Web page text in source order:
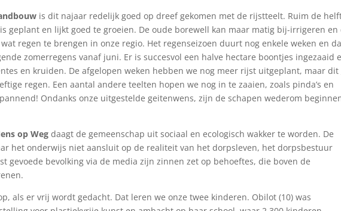
is dit najaar redelijk goed op dreef gekomen met de rijstteelt. Ruim de
geplant en lijkt goed te groeien. De oude borewell kan maar matig bij-irrigeren en
regen te brengen in onze regio. Het regenseizoen duurt nog enkele weken en
zomerregens vanaf juni. Er is succesvol een halve hectare boontjes ingezaaid
en kruiden. De afgelopen weken hebben we nog meer rijst uitgeplant, maar dit
regen. Een aantal andere teelten hopen we nog in te zaaien, zoals pinda’s en
Ondanks onze uitgestelde geitenwens, zijn de schapen wederom
op Weg daagt de gemeenschap uit sociaal en ecologisch wakker te worden. De
het onderwijs niet aansluit op de realiteit van het dorpsleven, het dorpsbestuur
gevoede bevolking via de media zijn zinnen zet op behoeftes, die boven de
als er vrij wordt gedacht. Dat leren we onze twee kinderen. Obilot (10) was